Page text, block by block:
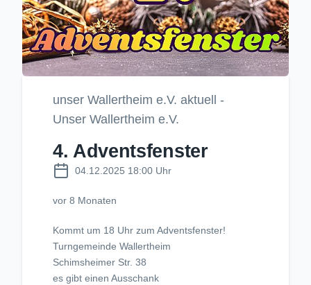
unser Wallertheim e.V. aktuell -
Unser Wallertheim e.V.
4. Adventsfenster
04.12.2025 18:00 Uhr
vor 8 Monaten
Kommt um 18 Uhr zum Adventsfenster!
Turngemeinde Wallertheim
Schimsheimer Str. 38
es gibt einen Ausschank